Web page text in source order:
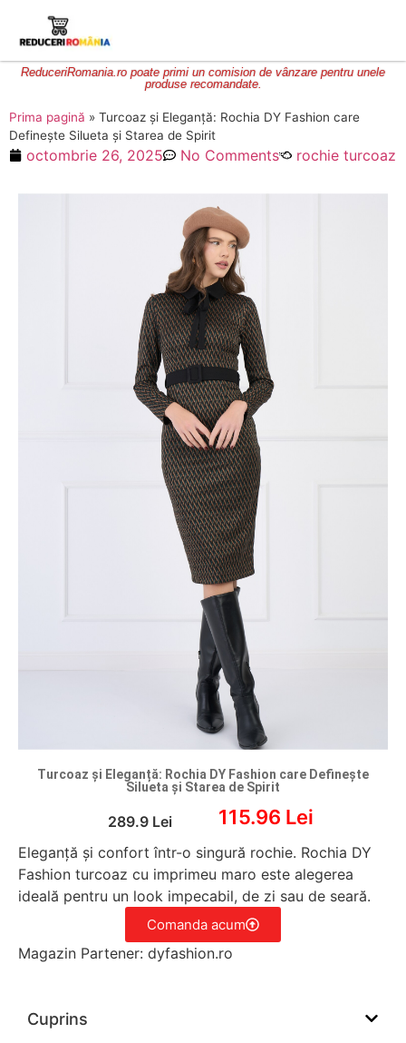
ReduceriRomania.ro poate primi un comision de vânzare pentru unele
produse recomandate.
Prima pagină » Turcoaz și Eleganță: Rochia DY Fashion care
Definește Silueta și Starea de Spirit
octombrie 26, 2025 No Comments rochie turcoaz
Turcoaz și Eleganță: Rochia DY Fashion care Definește
Silueta și Starea de Spirit
289.9 Lei 115.96 Lei
Eleganță și confort într-o singură rochie. Rochia DY
Fashion turcoaz cu imprimeu maro este alegerea
ideală pentru un look impecabil, de zi sau de seară.
Comanda acum
Magazin Partener: dyfashion.ro
Cuprins